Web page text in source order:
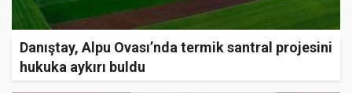
Danıştay, Alpu Ovası’nda termik santral projesini
hukuka aykırı buldu